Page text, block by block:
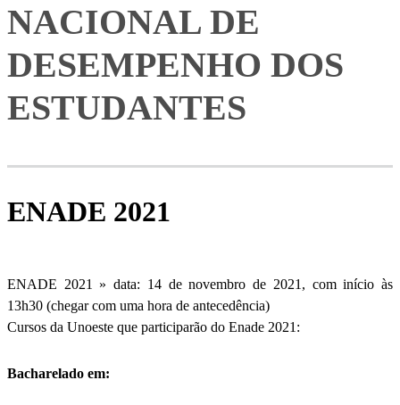
NACIONAL DE
DESEMPENHO DOS
ESTUDANTES
ENADE 2021
ENADE 2021 » data: 14 de novembro de 2021, com início às
13h30 (chegar com uma hora de antecedência)
Cursos da Unoeste que participarão do Enade 2021:
Bacharelado em: